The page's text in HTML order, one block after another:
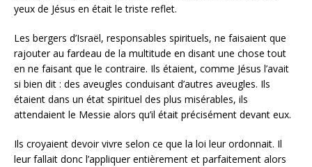
yeux de Jésus en était le triste reflet.
Les bergers d’Israël, responsables spirituels, ne faisaient que
rajouter au fardeau de la multitude en disant une chose tout
en ne faisant que le contraire. Ils étaient, comme Jésus l’avait
si bien dit : des aveugles conduisant d’autres aveugles. Ils
étaient dans un état spirituel des plus misérables, ils
attendaient le Messie alors qu’il était précisément devant eux.
Ils croyaient devoir vivre selon ce que la loi leur ordonnait. Il
leur fallait donc l’appliquer entièrement et parfaitement alors